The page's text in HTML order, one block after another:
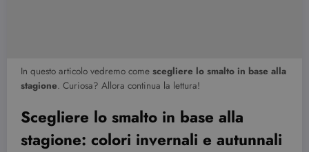
In questo articolo vedremo come scegliere lo smalto in base alla
stagione. Curiosa? Allora continua la lettura!
Scegliere lo smalto in base alla
stagione: colori invernali e autunnali